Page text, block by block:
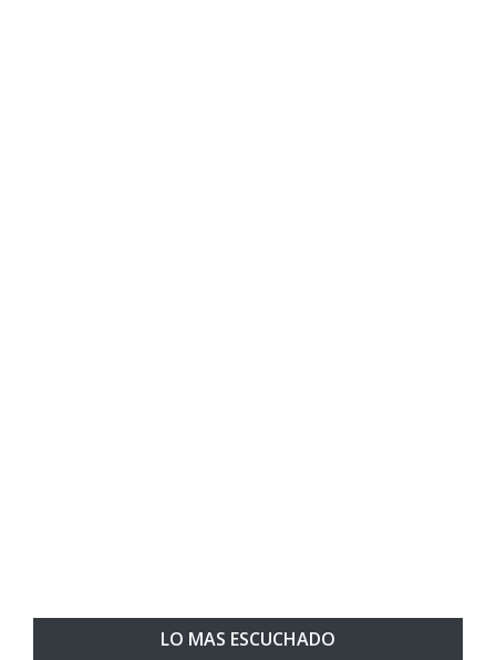
LO MAS ESCUCHADO